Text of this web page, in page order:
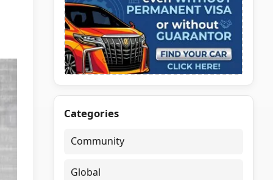
Categories
Community
Global